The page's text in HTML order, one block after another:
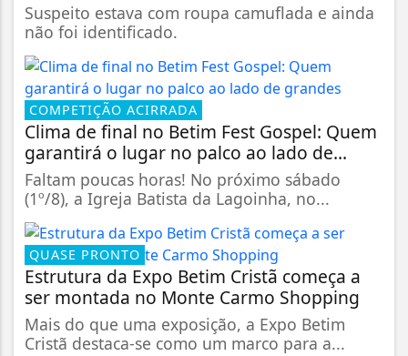
Suspeito estava com roupa camuflada e ainda
não foi identificado.
COMPETIÇÃO ACIRRADA
Clima de final no Betim Fest Gospel: Quem
garantirá o lugar no palco ao lado de...
Faltam poucas horas! No próximo sábado
(1º/8), a Igreja Batista da Lagoinha, no...
QUASE PRONTO
Estrutura da Expo Betim Cristã começa a
ser montada no Monte Carmo Shopping
Mais do que uma exposição, a Expo Betim
Cristã destaca-se como um marco para a...